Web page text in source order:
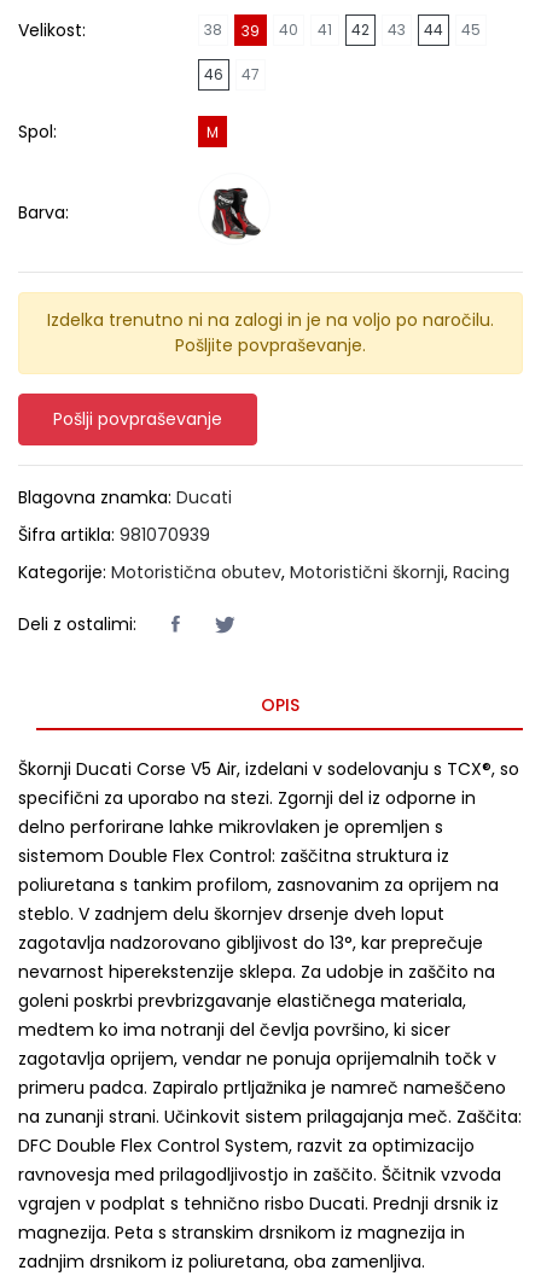
Velikost: 38 39 40 41 42 43 44 45
46 47
Spol: M
Barva:
Izdelka trenutno ni na zalogi in je na voljo po naročilu.
Pošljite povpraševanje.
Pošlji povpraševanje
Blagovna znamka: Ducati
Šifra artikla: 981070939
Kategorije: Motoristična obutev, Motoristični škornji, Racing
Deli z ostalimi:
OPIS
Škornji Ducati Corse V5 Air, izdelani v sodelovanju s TCX®, so
specifični za uporabo na stezi. Zgornji del iz odporne in
delno perforirane lahke mikrovlaken je opremljen s
sistemom Double Flex Control: zaščitna struktura iz
poliuretana s tankim profilom, zasnovanim za oprijem na
steblo. V zadnjem delu škornjev drsenje dveh loput
zagotavlja nadzorovano gibljivost do 13°, kar preprečuje
nevarnost hiperekstenzije sklepa. Za udobje in zaščito na
goleni poskrbi prevbrizgavanje elastičnega materiala,
medtem ko ima notranji del čevlja površino, ki sicer
zagotavlja oprijem, vendar ne ponuja oprijemalnih točk v
primeru padca. Zapiralo prtljažnika je namreč nameščeno
na zunanji strani. Učinkovit sistem prilagajanja meč. Zaščita:
DFC Double Flex Control System, razvit za optimizacijo
ravnovesja med prilagodljivostjo in zaščito. Ščitnik vzvoda
vgrajen v podplat s tehnično risbo Ducati. Prednji drsnik iz
magnezija. Peta s stranskim drsnikom iz magnezija in
zadnjim drsnikom iz poliuretana, oba zamenljiva.